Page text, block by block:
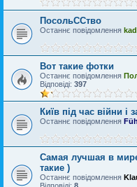
ПосольССтво
Останнє повідомлення
Вот такие фотки
Останнє повідомлення
Відповіді: 397
Київ під час війни і
Останнє повідомлення
Самая лучшая в
такие )
Останнє повідомлення
Відповіді: 8